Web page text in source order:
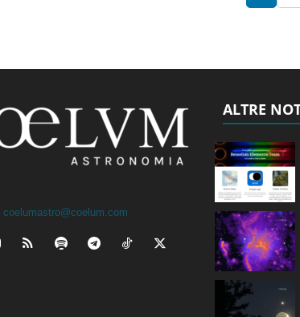
coelumastro@coelum.com
ALTRE